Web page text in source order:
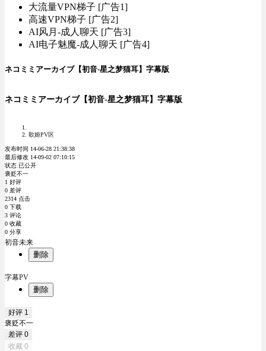
大流量VPN梯子 [广告1]
高速VPN梯子 [广告2]
AI风月-成人聊天 [广告3]
AI电子魅魔-成人聊天 [广告4]
ネコミミアーカイブ【初音-星之梦猫耳】字幕版
ネコミミアーカイブ【初音-星之梦猫耳】字幕版
歌姬PV区
发布时间 14-06-28 21:38:38
最后修改 14-09-02 07:10:15
状态 已公开
褒贬不一
1 好评
0 差评
2314 点击
0 下载
3 评论
0 收藏
0 分享
初音未来
删除
字幕PV
删除
好评 1
褒贬不一
差评 0
收藏 0